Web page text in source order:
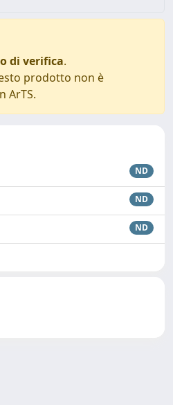
di verifica.
prodotto non è
ArTS.
ND
ND
ND